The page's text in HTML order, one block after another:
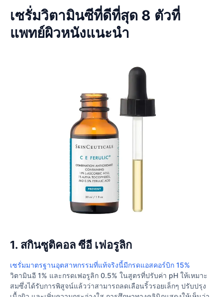
เซรั่มวิตามินซีที่ดีที่สุด 8 ตัวที่
แพทย์ผิวหนังแนะนำ
1. สกินซูติคอล ซีอี เฟอรูลิก
เซรั่มมาตรฐานอุตสาหกรรมที่แท้จริงนี้มีกรดแอสคอร์บิก 15%
วิตามินอี 1% และกรดเฟอรูลิก 0.5% ในสูตรที่ปรับค่า pH ให้เหมาะ
สมซึ่งได้รับการพิสูจน์แล้วว่าสามารถลดเลือนริ้วรอยเล็กๆ ปรับปรุง